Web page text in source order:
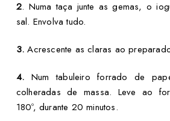
2. Numa taça junte as gemas, o
sal. Envolva tudo.
3. Acrescente as claras ao
4. Num tabuleiro forrado de
colheradas de massa. Leve ao
180º, durante 20 minutos.